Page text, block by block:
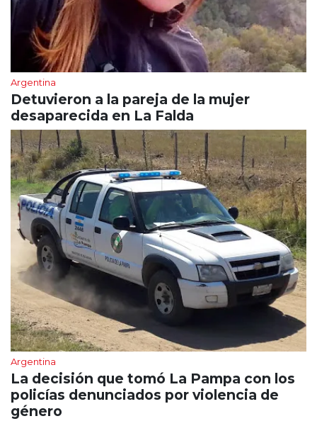
Argentina
Detuvieron a la pareja de la mujer
desaparecida en La Falda
Argentina
La decisión que tomó La Pampa con los
policías denunciados por violencia de
género